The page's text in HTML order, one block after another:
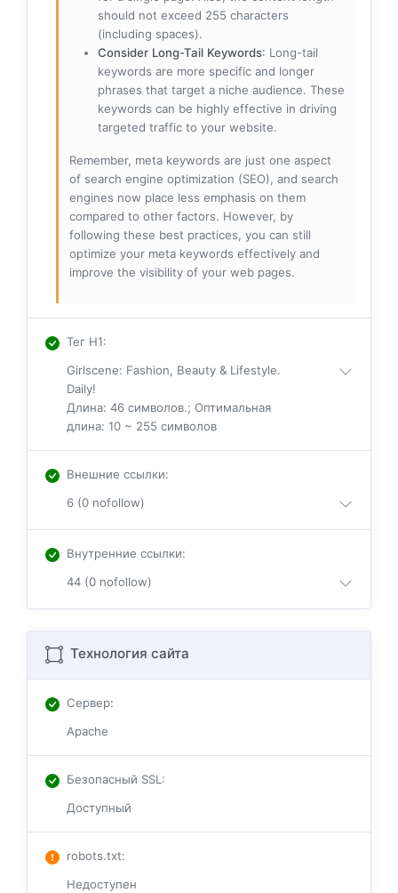
should not exceed 255 characters
(including spaces).
Consider Long-Tail Keywords: Long-tail
keywords are more specific and longer
phrases that target a niche audience. These
keywords can be highly effective in driving
targeted traffic to your website.
Remember, meta keywords are just one aspect
of search engine optimization (SEO), and search
engines now place less emphasis on them
compared to other factors. However, by
following these best practices, you can still
optimize your meta keywords effectively and
improve the visibility of your web pages.
Тег H1:
Girlscene: Fashion, Beauty & Lifestyle.
Daily!
Длина: 46 символов.; Оптимальная
длина: 10 ~ 255 символов
Внешние ссылки:
6 (0 nofollow)
Внутренние ссылки:
44 (0 nofollow)
Технология сайта
Сервер:
Apache
Безопасный SSL:
Доступный
robots.txt:
Недоступен